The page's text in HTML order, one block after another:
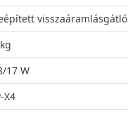
visszaáramlásgátló
17 W
X4